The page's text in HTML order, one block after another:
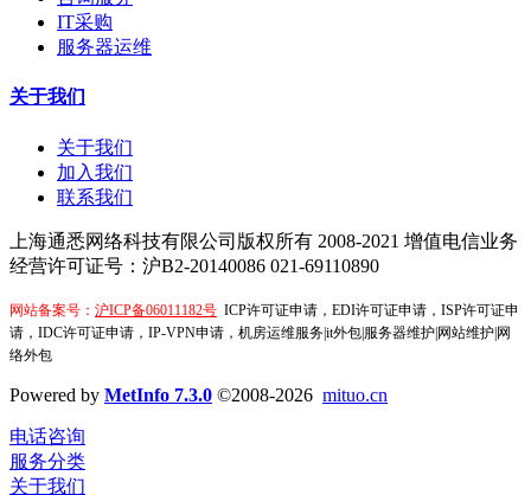
IT采购
服务器运维
关于我们
关于我们
加入我们
联系我们
上海通悉网络科技有限公司版权所有 2008-2021 增值电信业务
经营许可证号：沪B2-20140086 021-69110890
网站备案号： 沪ICP备06011182号 ICP许可证申请，EDI许可证申请，ISP许可证申
请，IDC许可证申请，IP-VPN申请，机房运维服务|it外包|服务器维护|网站维护|网
络外包
Powered by MetInfo 7.3.0 ©2008-2026 mituo.cn
电话咨询
服务分类
关于我们